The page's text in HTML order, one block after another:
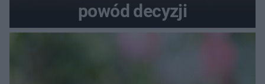
powód decyzji